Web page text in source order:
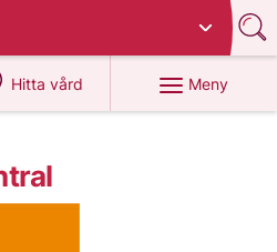
Hitta vård
på 1177.se
Meny